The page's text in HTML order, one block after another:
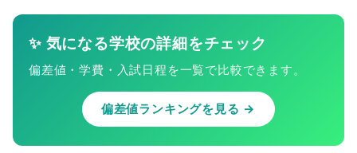
✨ 気になる学校の詳細をチェック
偏差値・学費・入試日程を一覧で比較できます。
偏差値ランキングを見る →